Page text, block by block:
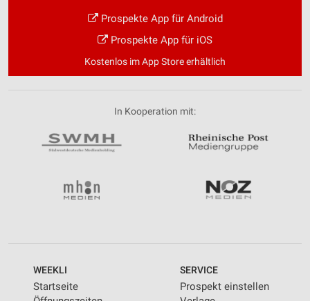
Prospekte App für Android
Prospekte App für iOS
Kostenlos im App Store erhältlich
In Kooperation mit:
WEEKLI
Startseite
SERVICE
Prospekt einstellen